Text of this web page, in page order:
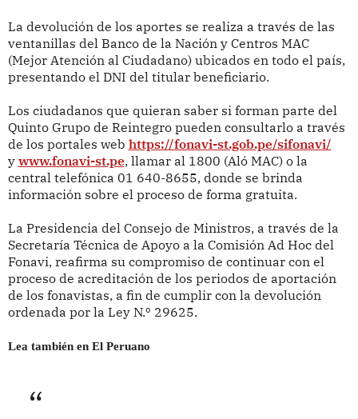
La devolución de los aportes se realiza a través de las
ventanillas del Banco de la Nación y Centros MAC
(Mejor Atención al Ciudadano) ubicados en todo el país,
presentando el DNI del titular beneficiario.
Los ciudadanos que quieran saber si forman parte del
Quinto Grupo de Reintegro pueden consultarlo a través
de los portales web https://fonavi-st.gob.pe/sifonavi/
y www.fonavi-st.pe, llamar al 1800 (Aló MAC) o la
central telefónica 01 640-8655, donde se brinda
información sobre el proceso de forma gratuita.
La Presidencia del Consejo de Ministros, a través de la
Secretaría Técnica de Apoyo a la Comisión Ad Hoc del
Fonavi, reafirma su compromiso de continuar con el
proceso de acreditación de los periodos de aportación
de los fonavistas, a fin de cumplir con la devolución
ordenada por la Ley N.º 29625.
Lea también en El Peruano